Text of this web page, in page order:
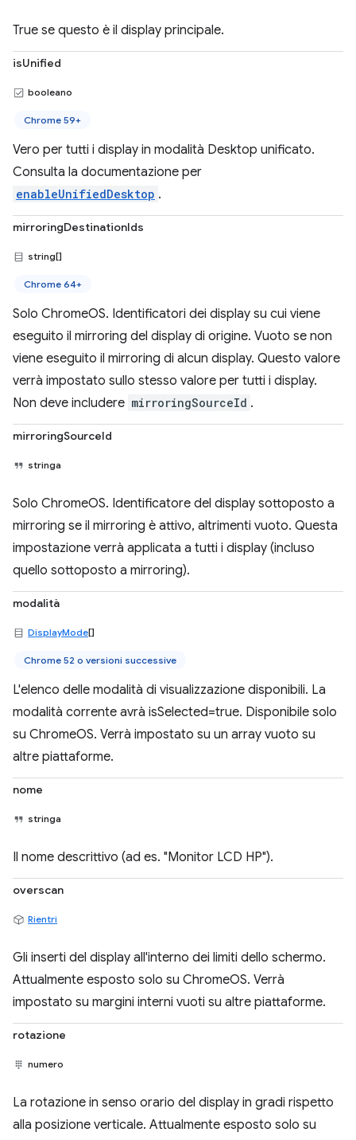
True se questo è il display principale.
isUnified
booleano
Chrome 59+
Vero per tutti i display in modalità Desktop unificato.
Consulta la documentazione per
enableUnifiedDesktop .
mirroringDestinationIds
string[]
Chrome 64+
Solo ChromeOS. Identificatori dei display su cui viene
eseguito il mirroring del display di origine. Vuoto se non
viene eseguito il mirroring di alcun display. Questo valore
verrà impostato sullo stesso valore per tutti i display.
Non deve includere mirroringSourceId .
mirroringSourceId
stringa
Solo ChromeOS. Identificatore del display sottoposto a
mirroring se il mirroring è attivo, altrimenti vuoto. Questa
impostazione verrà applicata a tutti i display (incluso
quello sottoposto a mirroring).
modalità
DisplayMode[]
Chrome 52 o versioni successive
L'elenco delle modalità di visualizzazione disponibili. La
modalità corrente avrà isSelected=true. Disponibile solo
su ChromeOS. Verrà impostato su un array vuoto su
altre piattaforme.
nome
stringa
Il nome descrittivo (ad es. "Monitor LCD HP").
overscan
Rientri
Gli inserti del display all'interno dei limiti dello schermo.
Attualmente esposto solo su ChromeOS. Verrà
impostato su margini interni vuoti su altre piattaforme.
rotazione
numero
La rotazione in senso orario del display in gradi rispetto
alla posizione verticale. Attualmente esposto solo su